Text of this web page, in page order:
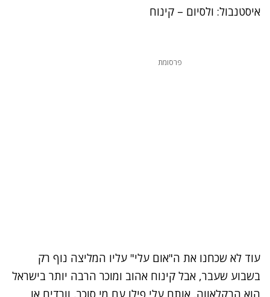
איסטנבול: ולסיום – קינוח
פרסומת
עוד לא שכחנו את ה"אום עלי" עליו המליצה נוף רק
בשבוע שעבר, אבל קינוח אהוב ומוכר הרבה יותר בישראל
הוא הבקלאווה, אותם עלי פילו עם מי סוכר, וורדים או